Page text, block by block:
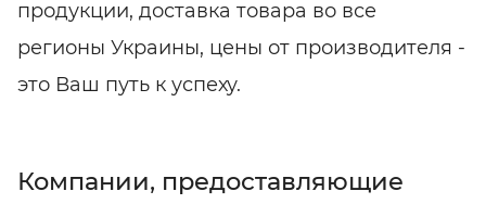
продукции, доставка товара во все
регионы Украины, цены от производителя -
это Ваш путь к успеху.
Компании, предоставляющие